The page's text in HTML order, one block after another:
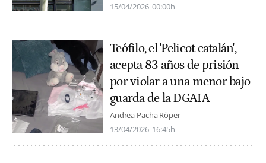
15/04/2026 00:00h
Teófilo, el 'Pelicot catalán',
acepta 83 años de prisión
por violar a una menor bajo
guarda de la DGAIA
Andrea Pacha Röper
13/04/2026 16:45h